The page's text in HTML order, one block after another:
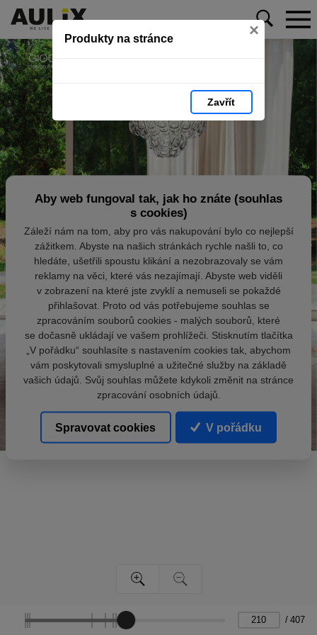
Produkty na stránce ×
Zavřít
/ 407
Aby web fungoval tak, jak ho znáte (souhlas
s cookies)
Záleží nám na tom, aby pro vás nakupování bylo co nejlepší
zážitkem. Abyste na našich stránkách rychle našli to, co
hledáte, ušetřili spoustu klikání a nezobrazovaly se vám
reklamy na věci, které vás nezajímají. Abyste web viděli
v zobrazení na které jste zvyklí a nemuseli se pokaždé
přihlašovat. Proto od vás potřebujeme souhlas se
zpracováním souborů cookies - malých souborů, které
se dočasně ukládají ve vašem prohlížeči. Stisknutím tlačítka
„V pořádku“ souhlasíte s nastavením cookies tak, abychom
vám poskytovali smysluplné a užitečné služby na základě
vašich údajů. Svůj souhlas můžete kdykoli změnit na stránce
zpracování osobních údajů.
Spravovat cookies V pořádku